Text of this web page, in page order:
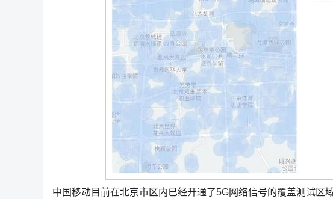
中国移动目前在北京市区内已经开通了5G网络信号的覆盖测试区